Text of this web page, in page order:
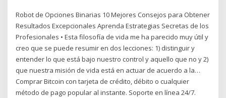
Robot de Opciones Binarias 10 Mejores Consejos para Obtener
Resultados Excepcionales Aprenda Estrategias Secretas de los
Profesionales • Esta filosofía de vida me ha parecido muy útil y
creo que se puede resumir en dos lecciones: 1) distinguir y
entender lo que está bajo nuestro control y aquello que no y 2)
que nuestra misión de vida está en actuar de acuerdo a la…
Comprar Bitcoin con tarjeta de crédito, débito o cualquier
método de pago popular al instante. Soporte en línea 24/7.